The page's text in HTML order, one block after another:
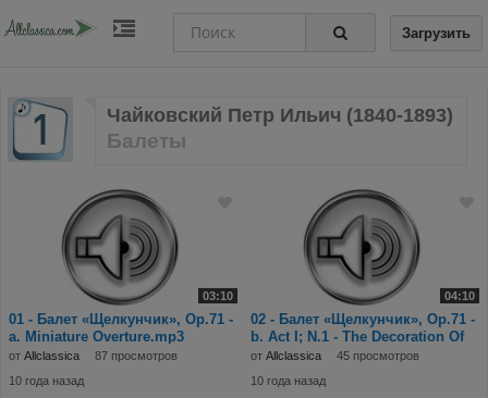
Загрузить
Чайковский Петр Ильич (1840-1893)
Балеты
03:10
01 - Балет «Щелкунчик», Op.71 -
a. Miniature Overture.mp3
от Allclassica
87 просмотров
10 года назад
04:10
02 - Балет «Щелкунчик», Op.71 -
b. Act I; N.1 - The Decoration Of
The
от Allclassica
45 просмотров
10 года назад